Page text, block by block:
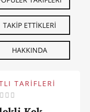
TAKİP ETTİKLERİ
HAKKINDA
TARİFLERİ